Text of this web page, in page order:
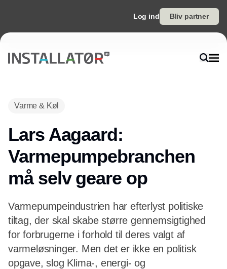
Log ind Bliv partner
Varme & Køl
Lars Aagaard:
Varmepumpebranchen
må selv geare op
Varmepumpeindustrien har efterlyst politiske
tiltag, der skal skabe større gennemsigtighed
for forbrugerne i forhold til deres valgt af
varmeløsninger. Men det er ikke en politisk
opgave, slog Klima-, energi- og